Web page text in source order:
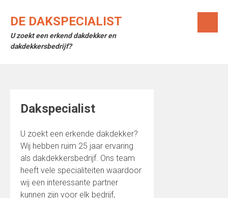
DE DAKSPECIALIST
U zoekt een erkend dakdekker en
dakdekkersbedrijf?
Dakspecialist
U zoekt een erkende dakdekker?
Wij hebben ruim 25 jaar ervaring
als dakdekkersbedrijf. Ons team
heeft vele specialiteiten waardoor
wij een interessante partner
kunnen zijn voor elk bedrijf,